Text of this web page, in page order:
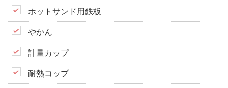
ホットサンド用鉄板
やかん
計量カップ
耐熱コップ